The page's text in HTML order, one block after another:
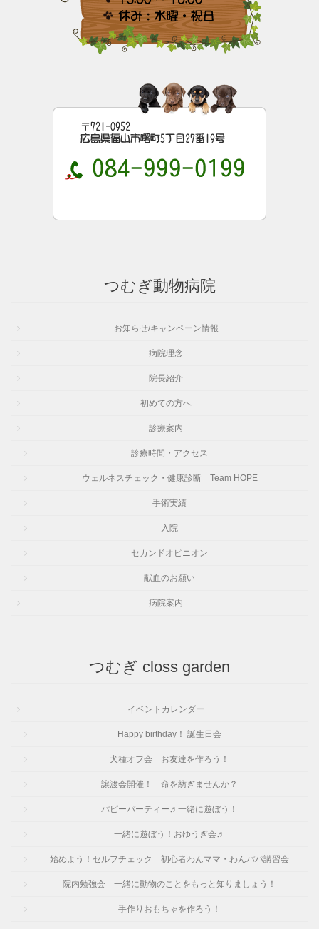
つむぎ動物病院
お知らせ/キャンペーン情報
病院理念
院長紹介
初めての方へ
診療案内
診療時間・アクセス
ウェルネスチェック・健康診断 Team HOPE
手術実績
入院
セカンドオピニオン
献血のお願い
病院案内
つむぎ closs garden
イベントカレンダー
Happy birthday！ 誕生日会
犬種オフ会 お友達を作ろう！
譲渡会開催！ 命を紡ぎませんか？
パピーパーティー♬一緒に遊ぼう！
一緒に遊ぼう！おゆうぎ会♬
始めよう！セルフチェック 初心者わんママ・わんパパ講習会
院内勉強会 一緒に動物のことをもっと知りましょう！
手作りおもちゃを作ろう！